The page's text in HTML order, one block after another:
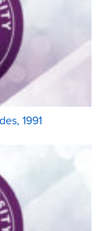
1991